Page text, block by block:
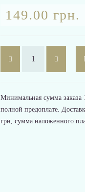
149.00 грн.
Минимальная сумма заказа
полной предоплате.
грн, сумма наложенного